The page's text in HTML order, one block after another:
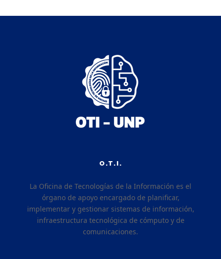
O.T.I.
La Oficina de Tecnologías de la Información es el
órgano de apoyo encargado de planificar,
implementar y gestionar sistemas de información,
infraestructura tecnológica de cómputo y de
comunicaciones.